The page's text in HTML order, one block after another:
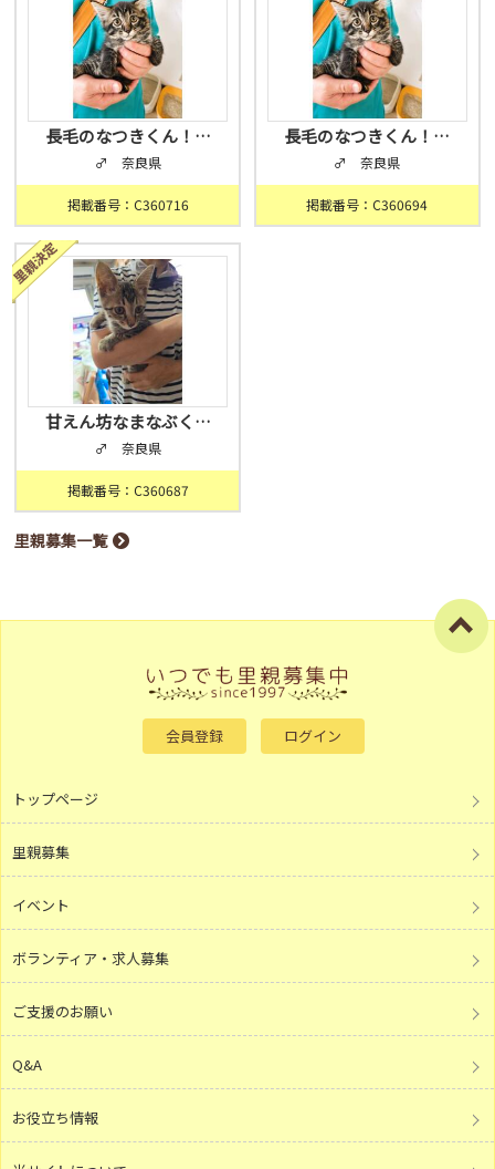
長毛のなつきくん！…
♂ 奈良県
掲載番号：C360716
長毛のなつきくん！…
♂ 奈良県
掲載番号：C360694
甘えん坊なまなぶく…
♂ 奈良県
掲載番号：C360687
里親募集一覧
会員登録 ログイン
トップページ
里親募集
イベント
ボランティア・求人募集
ご支援のお願い
Q&A
お役立ち情報